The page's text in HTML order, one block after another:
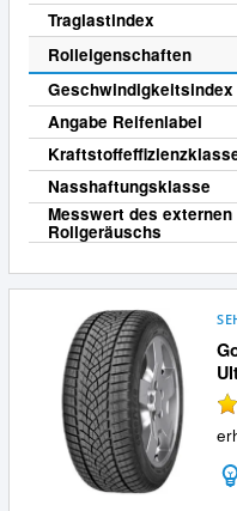
Traglastindex
Rolleigenschaften
Geschwindigkeitsindex
Angabe Reifenlabel
Nasshaftungsklasse
Messwert des externen
Rollgeräuschs